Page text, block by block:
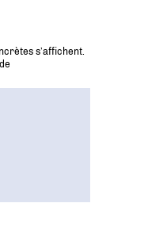
s’affichent.